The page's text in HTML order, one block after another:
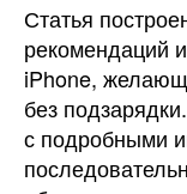
Статья
рекомендаций
iPhone,
без
с подробными